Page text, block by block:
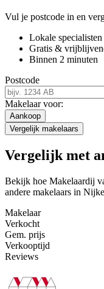
Vul je postcode in en
Lokale specialisten
Gratis &
Binnen 2 minuten
Postcode
Makelaar voor:
Aankoop
Vergelijk makelaars
Vergelijk met
Bekijk hoe Makelaardij
andere makelaars in
Makelaar
Verkocht
Gem. prijs
Verkooptijd
Reviews